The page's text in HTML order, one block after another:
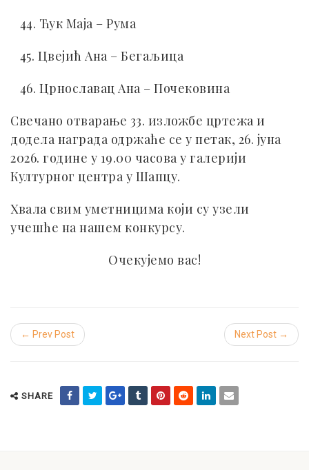
44. Ћук Маја – Рума
45. Цвејић Ана – Бегаљица
46. Црнославац Ана – Почековина
Свечано отварање 33. изложбе цртежа и
додела награда одржаће се у петак, 26. јуна
2026. године у 19.00 часова у галерији
Културног центра у Шапцу.
Хвала свим уметницима који су узели
учешће на нашем конкурсу.
Очекујемо вас!
← Prev Post Next Post →
SHARE